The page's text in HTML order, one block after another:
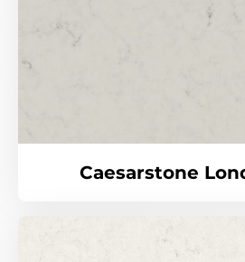
Caesarstone